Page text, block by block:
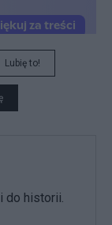
Lubię to!
do historii.